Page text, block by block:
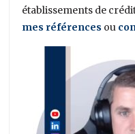
établissements de
mes références ou